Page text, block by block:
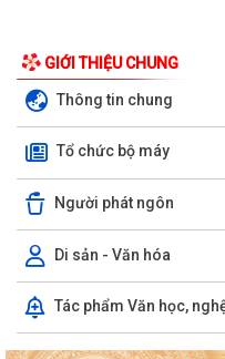
GIỚI THIỆU CHUNG
Thông tin chung
Tổ chức bộ máy
Người phát ngôn
Di sản - Văn hóa
Tác phẩm Văn học,
khi Nhà nước thu hồi để thực...